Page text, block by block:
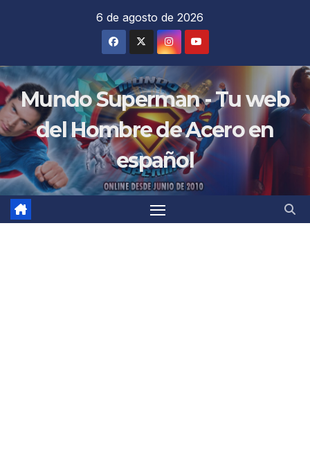
6 de agosto de 2026
Mundo Superman - Tu web
del Hombre de Acero en
español